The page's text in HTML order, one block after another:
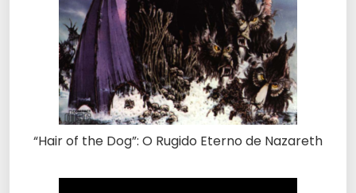
“Hair of the Dog”: O Rugido Eterno de Nazareth